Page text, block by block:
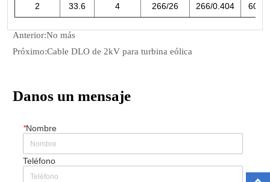
Anterior:No más
Próximo:Cable DLO de 2kV para turbina eólica
Danos un mensaje
*Nombre
Teléfono